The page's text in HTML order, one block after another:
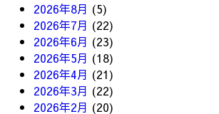
2026年8月 (5)
2026年7月 (22)
2026年6月 (23)
2026年5月 (18)
2026年4月 (21)
2026年3月 (22)
2026年2月 (20)